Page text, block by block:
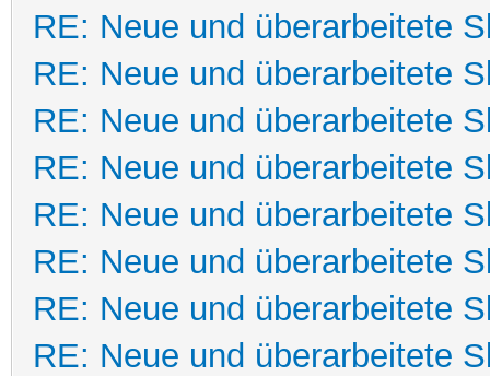
RE: Neue und überarbeitete
RE: Neue und überarbeitete
RE: Neue und überarbeitete
RE: Neue und überarbeitete
RE: Neue und überarbeitete
RE: Neue und überarbeitete
RE: Neue und überarbeitete
RE: Neue und überarbeitete